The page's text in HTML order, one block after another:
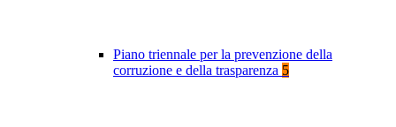
Piano triennale per la prevenzione della
corruzione e della trasparenza 5